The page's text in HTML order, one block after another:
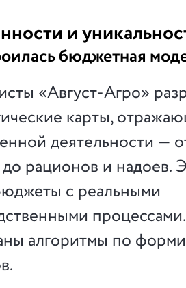
и
бюджетная
«Август-Агро»
карты,
деятельности —
рационов и надоев.
с реальными
алгоритмы по